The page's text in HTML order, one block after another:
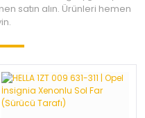
satın alın. Ürünleri hemen